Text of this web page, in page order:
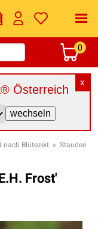
0
X
Österreich
nach Blütezeit » Stauden
Frost'